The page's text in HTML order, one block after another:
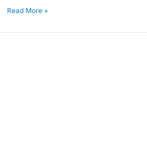
Read More »